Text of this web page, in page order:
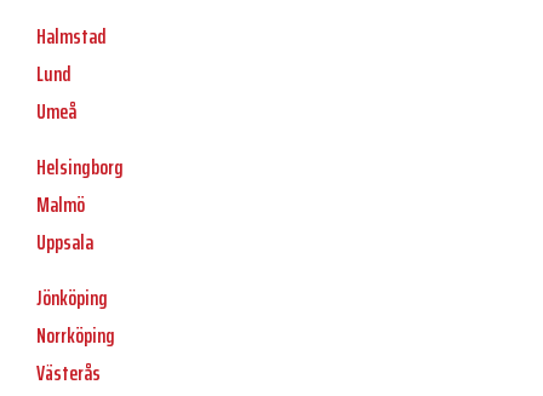
Halmstad
Lund
Umeå
Helsingborg
Malmö
Uppsala
Jönköping
Norrköping
Västerås